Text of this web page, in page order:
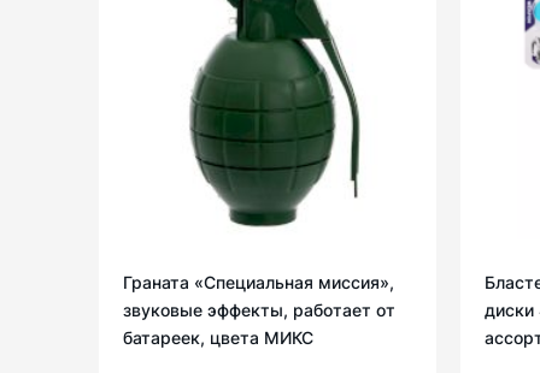
Граната «Специальная миссия»,
звуковые эффекты, работает от
батареек, цвета МИКС
диски